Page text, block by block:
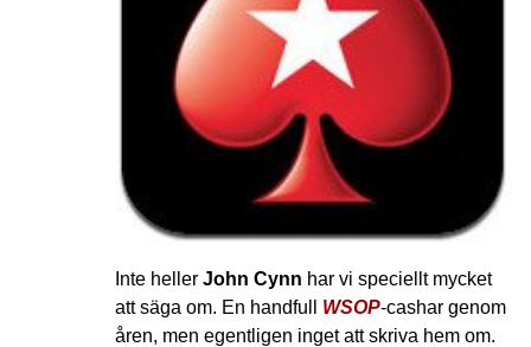
Inte heller John Cynn har vi speciellt mycket
att säga om. En handfull WSOP-cashar genom
åren, men egentligen inget att skriva hem om.